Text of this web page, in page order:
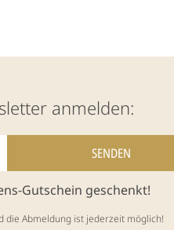
anmelden:
Gutschein geschenkt!
die Abmeldung ist jederzeit möglich!